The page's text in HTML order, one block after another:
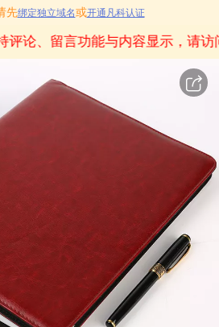
绑定独立域名或开通凡科认证
评论、留言功能与内容显示，请访